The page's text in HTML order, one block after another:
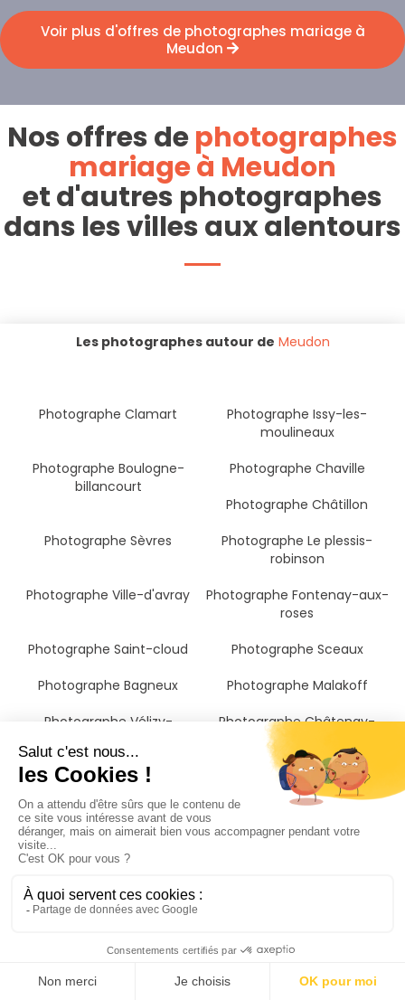
Voir plus d'offres de photographes mariage à
Meudon
Nos offres dephotographes
mariage à Meudon
et d'autres photographes
dans les villes aux alentours
Les photographes autour de Meudon
Photographe Clamart
Photographe Issy-les-
moulineaux
Photographe Boulogne-
billancourt
Photographe Chaville
Photographe Châtillon
Photographe Sèvres
Photographe Le plessis-
robinson
Photographe Ville-d'avray
Photographe Fontenay-aux-
roses
Photographe Saint-cloud
Photographe Sceaux
Photographe Bagneux
Photographe Malakoff
Photographe Vélizy-
Photographe Châtenay-
malabry
Photographe Vanves
Photographe Montrouge
Photographe Viroflay
Photographe Vaucresson
Photographe Garches
Photographe Suresnes
Photographe Verrières-le-
Photographe Gentilly
Photographe Cachan